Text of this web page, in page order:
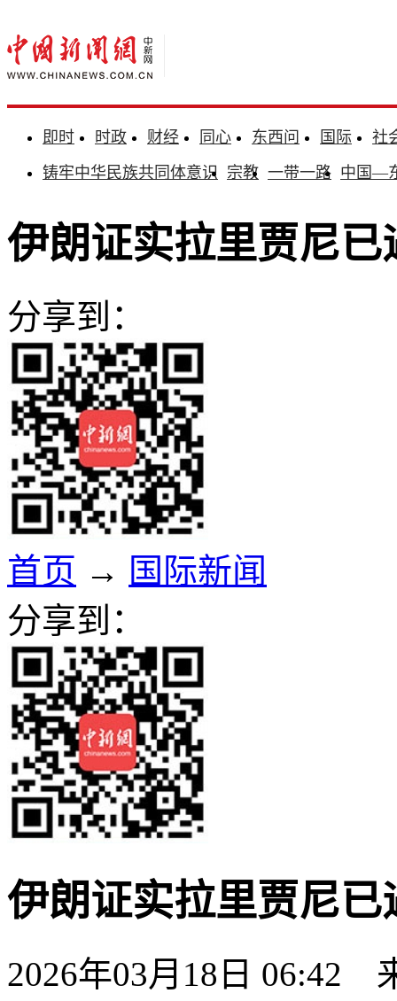
即时 时政 财经 同心 东西问 国际
社
铸牢中华民族共同体意识 宗教 一带一路 中国—
伊朗证实拉里贾尼
分享到：
首页 → 国际新闻
分享到：
伊朗证实拉里贾尼
2026年03月18日 06:42